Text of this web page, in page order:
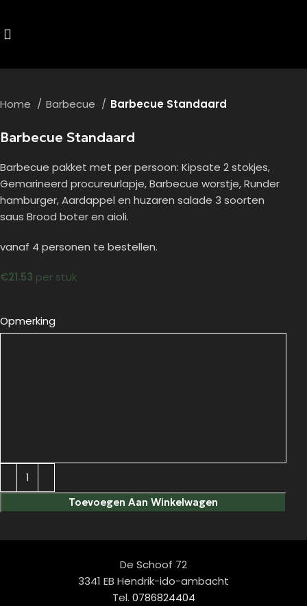
Home Barbecue Barbecue Standaard
Barbecue Standaard
Barbecue pakket met per persoon: Kipsate 2 stokjes,
Gemarineerd procureurlapje, Barbecue worstje, Runder
hamburger, Aardappel en huzaren salade 3 soorten
saus Brood boter en aioli.
vanaf 4 personen te bestellen.
€21.53 per stuk
Opmerking
Toevoegen Aan Winkelwagen
De Schoof 72
3341 EB Hendrik-ido-ambacht
Tel. 0786824404